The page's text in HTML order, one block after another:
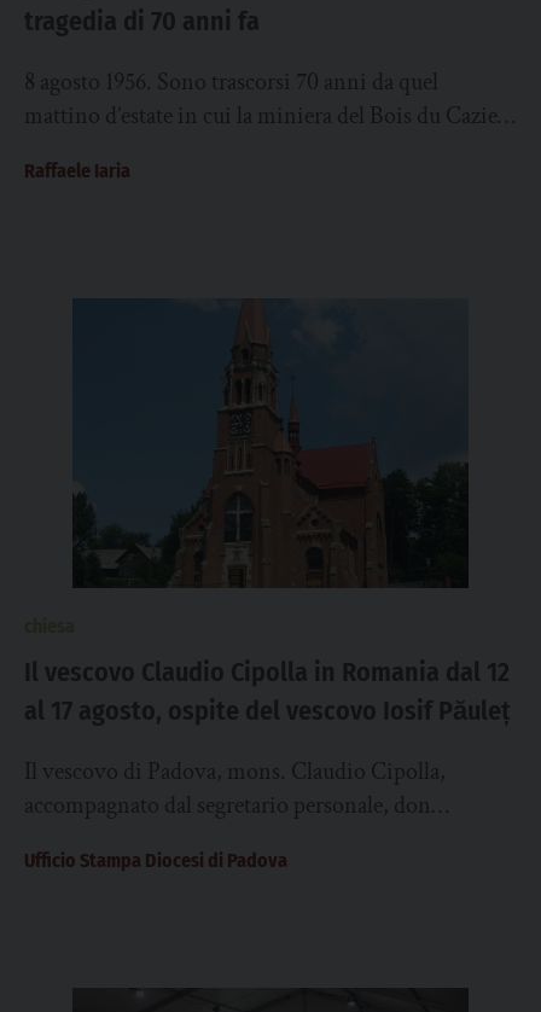
tragedia di 70 anni fa
8 agosto 1956. Sono trascorsi 70 anni da quel
mattino d’estate in cui la miniera del Bois du Cazier,
Raffaele Iaria
Il vescovo Claudio Cipolla in Romania dal 12
al 17 agosto, ospite del vescovo Iosif Păuleț
Il vescovo di Padova, mons. Claudio Cipolla,
accompagnato dal segretario personale, don
Diocesi di Iași nei giorni 12-17...
Ufficio Stampa Diocesi di Padova